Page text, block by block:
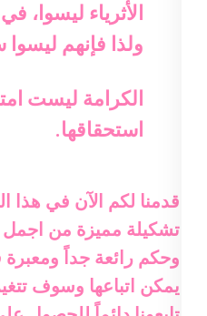
الأثرياء ليسوا،
ولذا فإنهم ليسوا
الكرامة ليست
استحقاقها.
قدمنا لكم الآن في هذا
تشكيلة مميزة من اجمل
وحكم رائعة جداً ومعبرة
يمكن اتباعها وسوف